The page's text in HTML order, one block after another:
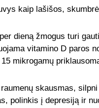
kaip lašišos,
dieną žmogus turi
vitamino D paros
mikrogamų
skausmas,
polinkis į depresiją ir